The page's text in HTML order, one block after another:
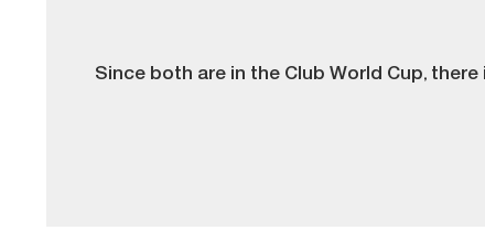
Since both are in the Club World Cup,